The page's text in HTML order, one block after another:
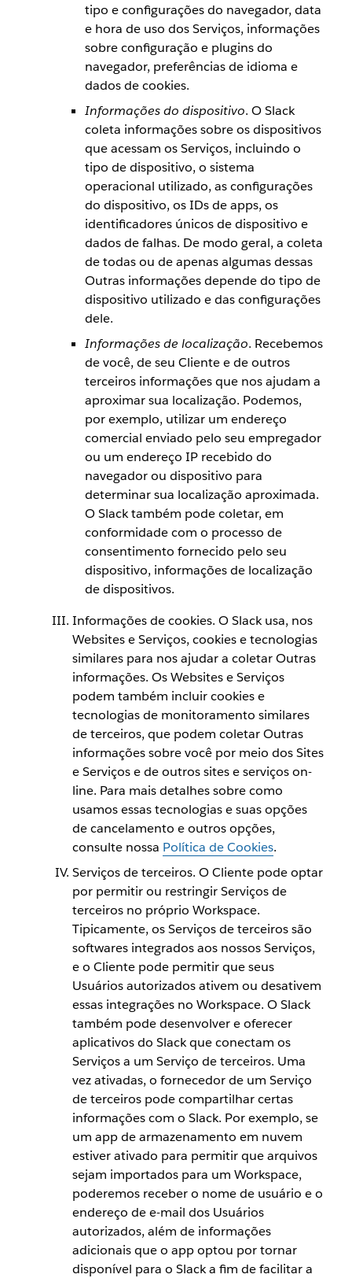
tipo e configurações do navegador, data
e hora de uso dos Serviços, informações
sobre configuração e plugins do
navegador, preferências de idioma e
dados de cookies.
Informações do dispositivo. O Slack
coleta informações sobre os dispositivos
que acessam os Serviços, incluindo o
tipo de dispositivo, o sistema
operacional utilizado, as configurações
do dispositivo, os IDs de apps, os
identificadores únicos de dispositivo e
dados de falhas. De modo geral, a coleta
de todas ou de apenas algumas dessas
Outras informações depende do tipo de
dispositivo utilizado e das configurações
dele.
Informações de localização. Recebemos
de você, de seu Cliente e de outros
terceiros informações que nos ajudam a
aproximar sua localização. Podemos,
por exemplo, utilizar um endereço
comercial enviado pelo seu empregador
ou um endereço IP recebido do
navegador ou dispositivo para
determinar sua localização aproximada.
O Slack também pode coletar, em
conformidade com o processo de
consentimento fornecido pelo seu
dispositivo, informações de localização
de dispositivos.
Informações de cookies. O Slack usa, nos
Websites e Serviços, cookies e tecnologias
similares para nos ajudar a coletar Outras
informações. Os Websites e Serviços
podem também incluir cookies e
tecnologias de monitoramento similares
de terceiros, que podem coletar Outras
informações sobre você por meio dos Sites
e Serviços e de outros sites e serviços on-
line. Para mais detalhes sobre como
usamos essas tecnologias e suas opções
de cancelamento e outros opções,
consulte nossa Política de Cookies.
Serviços de terceiros. O Cliente pode optar
por permitir ou restringir Serviços de
terceiros no próprio Workspace.
Tipicamente, os Serviços de terceiros são
softwares integrados aos nossos Serviços,
e o Cliente pode permitir que seus
Usuários autorizados ativem ou desativem
essas integrações no Workspace. O Slack
também pode desenvolver e oferecer
aplicativos do Slack que conectam os
Serviços a um Serviço de terceiros. Uma
vez ativadas, o fornecedor de um Serviço
de terceiros pode compartilhar certas
informações com o Slack. Por exemplo, se
um app de armazenamento em nuvem
estiver ativado para permitir que arquivos
sejam importados para um Workspace,
poderemos receber o nome de usuário e o
endereço de e-mail dos Usuários
autorizados, além de informações
adicionais que o app optou por tornar
disponível para o Slack a fim de facilitar a